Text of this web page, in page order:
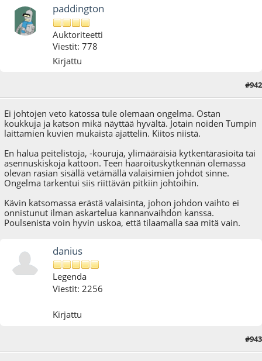
paddington
Auktoriteetti
Viestit: 778
Kirjattu
#942
Ei johtojen veto katossa tule olemaan ongelma. Ostan
koukkuja ja katson mikä näyttää hyvältä. Jotain noiden Tumpin
laittamien kuvien mukaista ajattelin. Kiitos niistä.
En halua peitelistoja, -kouruja, ylimääräisiä kytkentärasioita tai
asennuskiskoja kattoon. Teen haaroituskytkennän olemassa
olevan rasian sisällä vetämällä valaisimien johdot sinne.
Ongelma tarkentui siis riittävän pitkiin johtoihin.
Kävin katsomassa erästä valaisinta, johon johdon vaihto ei
onnistunut ilman askartelua kannanvaihdon kanssa.
Poulsenista voin hyvin uskoa, että tilaamalla saa mitä vain.
danius
Legenda
Viestit: 2256
Kirjattu
#943